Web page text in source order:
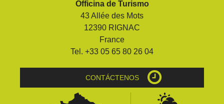
Los más bonitos pueblos en
El Pays des Bastides du
Rouergue
Las ciudades y países de
Officina de Turismo
43 Allée des Mots
12390 RIGNAC
France
Tel. +33 05 65 80 26 04
CONTÁCTENOS